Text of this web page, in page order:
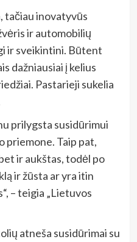
tačiau inovatyvūs
ir automobilių
ir sveikintini. Būtent
dažniausiai į kelius
Pastarieji sukelia
prilygsta susidūrimui
priemone. Taip pat,
ir aukštas, todėl po
ir žūsta ar yra itin
– teigia „Lietuvos
atneša susidūrimai su